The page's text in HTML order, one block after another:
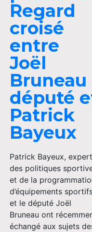
Regard
croisé
entre
Joël
Bruneau
député
Patrick
Bayeux
Patrick Bayeux, expert
des politiques
et de la
d’équipements
et le député Joël
Bruneau ont
échangé aux sujets